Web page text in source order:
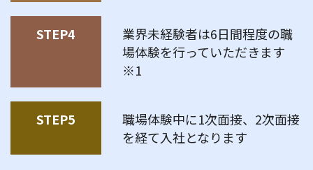
STEP4
業界未経験者は6日間程度の職
場体験を行っていただきます
※1
STEP5
職場体験中に1次面接、2次面接
を経て入社となります